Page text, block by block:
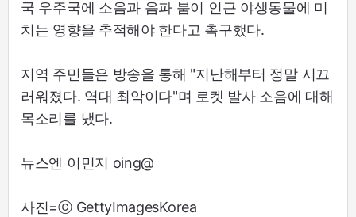
국 우주국에 소음과 음파 붐이 인근 야생동물에 미
치는 영향을 추적해야 한다고 촉구했다.
지역 주민들은 방송을 통해 "지난해부터 정말 시끄
러워졌다. 역대 최악이다"며 로켓 발사 소음에 대해
목소리를 냈다.
뉴스엔 이민지 oing@
사진=ⓒ GettyImagesKorea